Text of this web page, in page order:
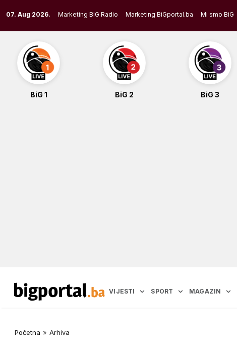
to
content
07. Aug 2026. Marketing BIG Radio Marketing BiGportal.ba Mi smo BiG
BiG 1 BiG 2 BiG 3
VIJESTI SPORT MAGAZIN
Početna » Arhiva